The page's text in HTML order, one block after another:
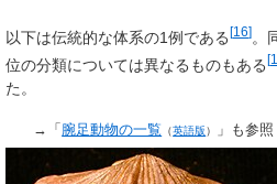
以下は伝統的な体系の1例である [16] 。
位の分類については異なるものもある[
た。
→「 腕足動物の一覧 （英語版） 」も参照